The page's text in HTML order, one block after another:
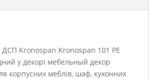
ДСП Kronospan Kronospan 101 РЕ
у декорі мебельный декор
корпусних меблів, шаф, кухонних